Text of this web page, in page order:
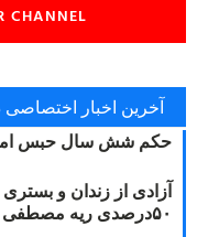
CHANNEL
آخرین اخبار اختصاصی
حکم شش سال حبس
آزادی از زندان و
۵۰درصدی ریه مصطفی دانشجو